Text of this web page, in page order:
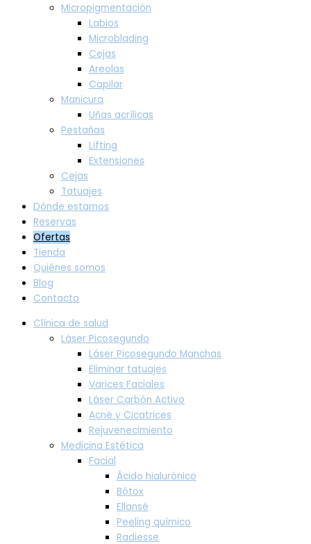
Micropigmentación
Labios
Microblading
Cejas
Areolas
Capilar
Manicura
Uñas acrílicas
Pestañas
Lifting
Extensiones
Cejas
Tatuajes
Dónde estamos
Reservas
Ofertas
Tienda
Quiénes somos
Blog
Contacto
Clínica de salud
Láser Picosegundo
Láser Picosegundo Manchas
Eliminar tatuajes
Varices Faciales
Láser Carbón Activo
Acné y Cicatrices
Rejuvenecimiento
Medicina Estética
Facial
Ácido hialurónico
Bótox
Ellansé
Peeling químico
Radiesse